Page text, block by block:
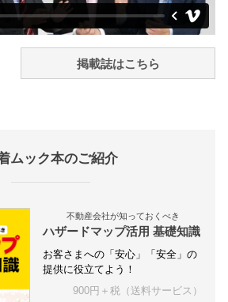
掲載誌はこちら
ムック本のご紹介
不動産会社が知っておくべき
ハザードマップ活用 基礎知識
お客さまへの「安心」「安全」の
提供に役立てよう！
900円＋税（送料サービス）